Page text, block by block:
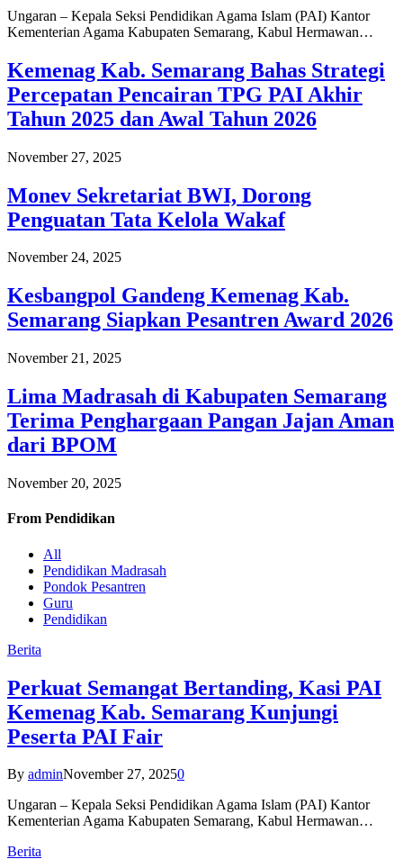
Ungaran – Kepala Seksi Pendidikan Agama Islam (PAI) Kantor
Kementerian Agama Kabupaten Semarang, Kabul Hermawan…
Kemenag Kab. Semarang Bahas Strategi
Percepatan Pencairan TPG PAI Akhir
Tahun 2025 dan Awal Tahun 2026
November 27, 2025
Monev Sekretariat BWI, Dorong
Penguatan Tata Kelola Wakaf
November 24, 2025
Kesbangpol Gandeng Kemenag Kab.
Semarang Siapkan Pesantren Award 2026
November 21, 2025
Lima Madrasah di Kabupaten Semarang
Terima Penghargaan Pangan Jajan Aman
dari BPOM
November 20, 2025
From Pendidikan
All
Pendidikan Madrasah
Pondok Pesantren
Guru
Pendidikan
Berita
Perkuat Semangat Bertanding, Kasi PAI
Kemenag Kab. Semarang Kunjungi
Peserta PAI Fair
By adminNovember 27, 20250
Ungaran – Kepala Seksi Pendidikan Agama Islam (PAI) Kantor
Kementerian Agama Kabupaten Semarang, Kabul Hermawan…
Berita